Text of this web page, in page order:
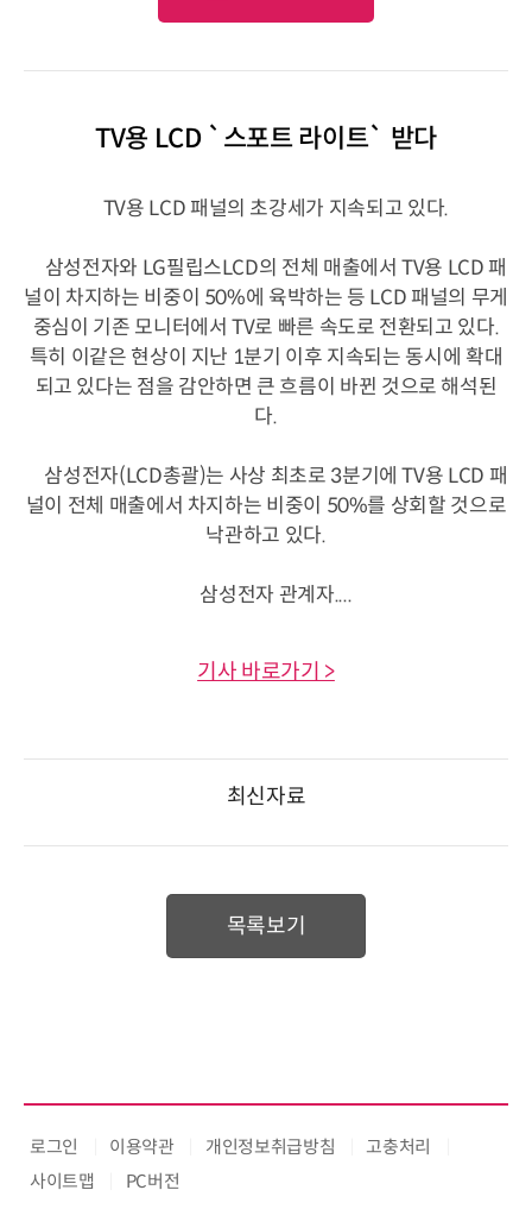
TV용 LCD `스포트 라이트` 받다
TV용 LCD 패널의 초강세가 지속되고 있다.
삼성전자와 LG필립스LCD의 전체 매출에서 TV용 LCD 패
널이 차지하는 비중이 50%에 육박하는 등 LCD 패널의 무게
중심이 기존 모니터에서 TV로 빠른 속도로 전환되고 있다.
특히 이같은 현상이 지난 1분기 이후 지속되는 동시에 확대
되고 있다는 점을 감안하면 큰 흐름이 바뀐 것으로 해석된
다.
삼성전자(LCD총괄)는 사상 최초로 3분기에 TV용 LCD 패
널이 전체 매출에서 차지하는 비중이 50%를 상회할 것으로
낙관하고 있다.
삼성전자 관계자....
기사 바로가기 >
최신자료
목록보기
로그인 이용약관 개인정보취급방침
고충처리
사이트맵
PC버전